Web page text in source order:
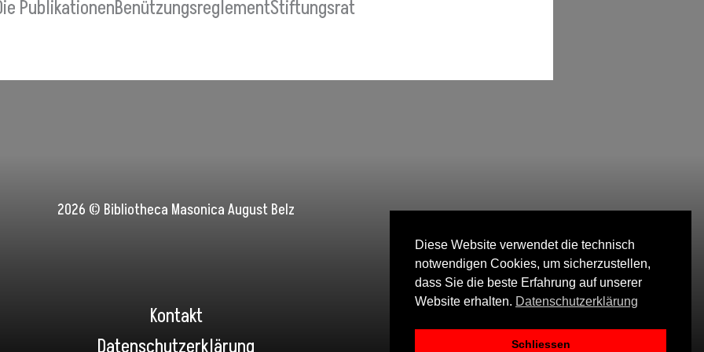
PublikationenBenützungsreglementStiftungsrat
2026 © Bibliotheca Masonica August Belz
Kontakt
Diese Website verwendet die technisch
notwendigen Cookies, um sicherzustellen,
dass Sie die beste Erfahrung auf unserer
Website erhalten. Datenschutzerklärung
Schliessen